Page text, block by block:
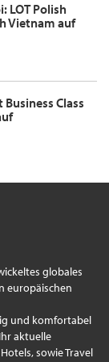
LOT Polish
Vietnam auf
Class
globales
europäischen
und komfortabel
aktuelle
sowie Travel